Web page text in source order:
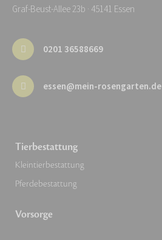
Graf-Beust-Allee 23b · 45141 Essen
0201 36588669
essen@mein-rosengarten.de
Tierbestattung
Kleintierbestattung
Pferdebestattung
Vorsorge